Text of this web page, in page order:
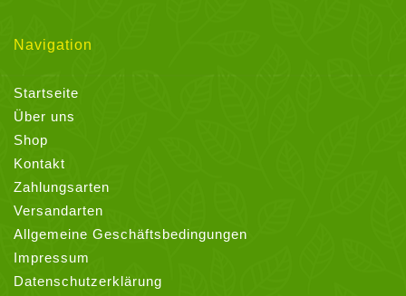
Navigation
Startseite
Über uns
Shop
Kontakt
Zahlungsarten
Versandarten
Allgemeine Geschäftsbedingungen
Impressum
Datenschutzerklärung